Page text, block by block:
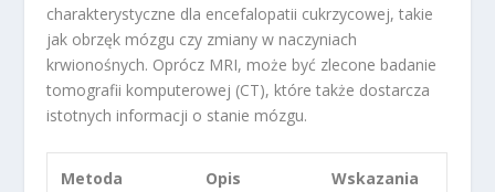
charakterystyczne dla encefalopatii cukrzycowej, takie
jak obrzęk mózgu czy zmiany w naczyniach
krwionośnych. Oprócz MRI, może być zlecone badanie
tomografii komputerowej (CT), które także dostarcza
istotnych informacji o stanie mózgu.
Metoda
Opis Wskazania